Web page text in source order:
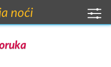
noći